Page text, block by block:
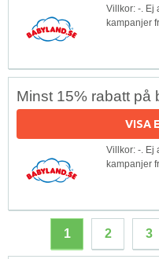
Villkor: -. Ej
kampanjer
Minst 15% rabatt på
VISA
Villkor: -. Ej
kampanjer
1 2 3